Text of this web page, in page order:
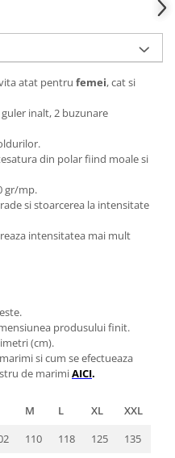
atat pentru femei, cat si
inalt, 2 buzunare
din polar fiind moale si
gr/mp.
si stoarcerea la intensitate
intensitatea mai mult
produsului finit.
(cm).
si cum se efectueaza
de marimiAICI.
M L XL
XXL
110 118 125
135